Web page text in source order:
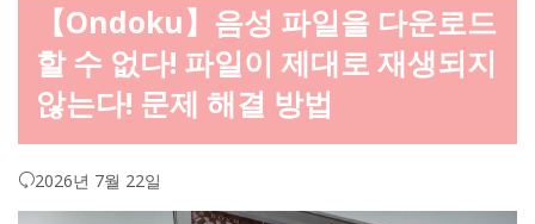
【Ondoku】음성 파일을 다운로드
할 수 없다! 파일이 제대로 재생되지
않는다! 문제 해결 방법
2026년 7월 22일